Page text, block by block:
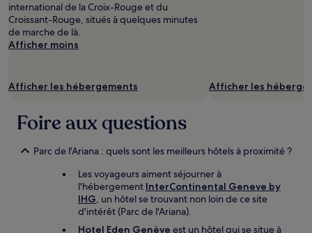
international de la Croix-Rouge et du
Croissant-Rouge, situés à quelques minutes
de marche de là.
Afficher moins
Afficher les hébergements Afficher les
Foire aux questions
Parc de l'Ariana : quels sont les meilleurs hôtels à proximité ?
Les voyageurs aiment séjourner à
l'hébergement InterContinental Geneve by
IHG, un hôtel se trouvant non loin de ce site
d'intérêt (Parc de l'Ariana).
Hotel Eden Genève est un hôtel qui se situe à